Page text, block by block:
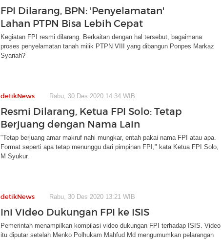
FPI Dilarang, BPN: 'Penyelamatan'
Lahan PTPN Bisa Lebih Cepat
Kegiatan FPI resmi dilarang. Berkaitan dengan hal tersebut, bagaimana
proses penyelamatan tanah milik PTPN VIII yang dibangun Ponpes Markaz
Syariah?
detikNews Rabu, 30 Des 2020 14:34 WIB
Resmi Dilarang, Ketua FPI Solo: Tetap
Berjuang dengan Nama Lain
"Tetap berjuang amar makruf nahi mungkar, entah pakai nama FPI atau apa.
Format seperti apa tetap menunggu dari pimpinan FPI," kata Ketua FPI Solo,
M Syukur.
detikNews Rabu, 30 Des 2020 13:21 WIB
Ini Video Dukungan FPI ke ISIS
Pemerintah menampilkan kompilasi video dukungan FPI terhadap ISIS. Video
itu diputar setelah Menko Polhukam Mahfud Md mengumumkan pelarangan